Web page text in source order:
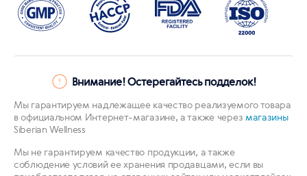
Внимание! Остерегайтесь подделок!
Мы гарантируем надлежащее качество реализуемого товара
в официальном Интернет-магазине, а также через магазины
Siberian Wellness
Мы не гарантируем качество продукции, а также
соблюдение условий ее хранения продавцами, если вы